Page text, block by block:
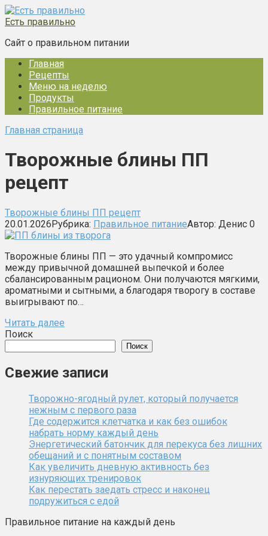
Перейти
к
Есть правильно
Сайт о правильном питании
Главная
Рецепты
Меню на неделю
Продукты
Правильное питание
Главная страница
Творожные блины ПП
рецепт
Творожные блины ПП рецепт
20.01.2026Рубрика: Правильное питаниеАвтор: Денис 0
Творожные блины ПП — это удачный компромисс
между привычной домашней выпечкой и более
сбалансированным рационом. Они получаются мягкими,
ароматными и сытными, а благодаря творогу в составе
выигрывают по…
Читать далее
Поиск
Поиск
Свежие записи
Творожно-ягодный рулет, который получается
нежным с первого раза
Где содержится клетчатка и как без ошибок
набрать норму каждый день
Энергетический батончик для перекуса без лишних
обещаний и с понятным составом
Как увеличить дневную активность без
изнуряющих тренировок
Как перестать заедать стресс и наконец
подружиться с едой
Правильное питание на каждый день